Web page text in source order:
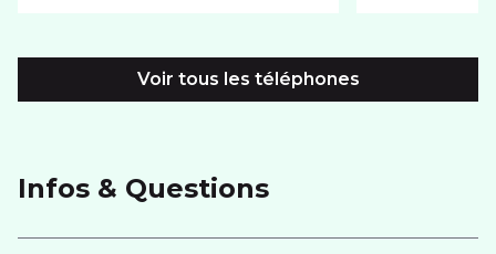
Voir tous les téléphones
Infos & Questions